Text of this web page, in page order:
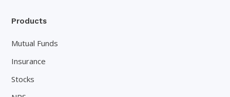
Products
Mutual Funds
Insurance
Stocks